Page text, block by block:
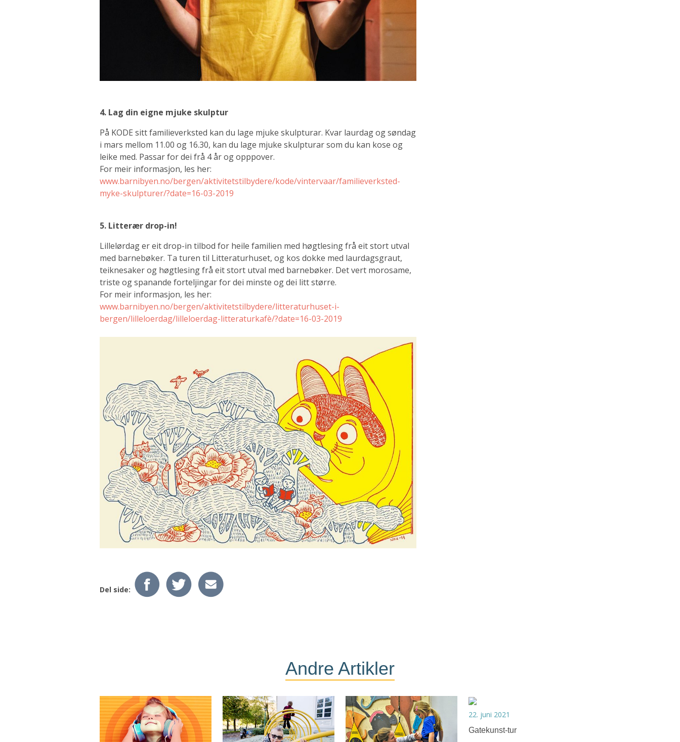
4. Lag din eigne mjuke skulptur
På KODE sitt familieverksted kan du lage mjuke skulpturar. Kvar laurdag og søndag
i mars mellom 11.00 og 16.30, kan du lage mjuke skulpturar som du kan kose og
leike med. Passar for dei frå 4 år og opppover.
For meir informasjon, les her:
www.barnibyen.no/bergen/aktivitetstilbydere/kode/vintervaar/familieverksted-
myke-skulpturer/?date=16-03-2019
5. Litterær drop-in!
Lillelørdag er eit drop-in tilbod for heile familien med høgtlesing frå eit stort utval
med barnebøker. Ta turen til Litteraturhuset, og kos dokke med laurdagsgraut,
teiknesaker og høgtlesing frå eit stort utval med barnebøker. Det vert morosame,
triste og spanande forteljingar for dei minste og dei litt større.
For meir informasjon, les her:
www.barnibyen.no/bergen/aktivitetstilbydere/litteraturhuset-i-
bergen/lilleloerdag/lilleloerdag-litteraturkafè/?date=16-03-2019
Del side:
Andre Artikler
22. juni 2021
Gatekunst-tur